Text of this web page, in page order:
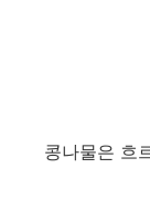
콩나물은 흐